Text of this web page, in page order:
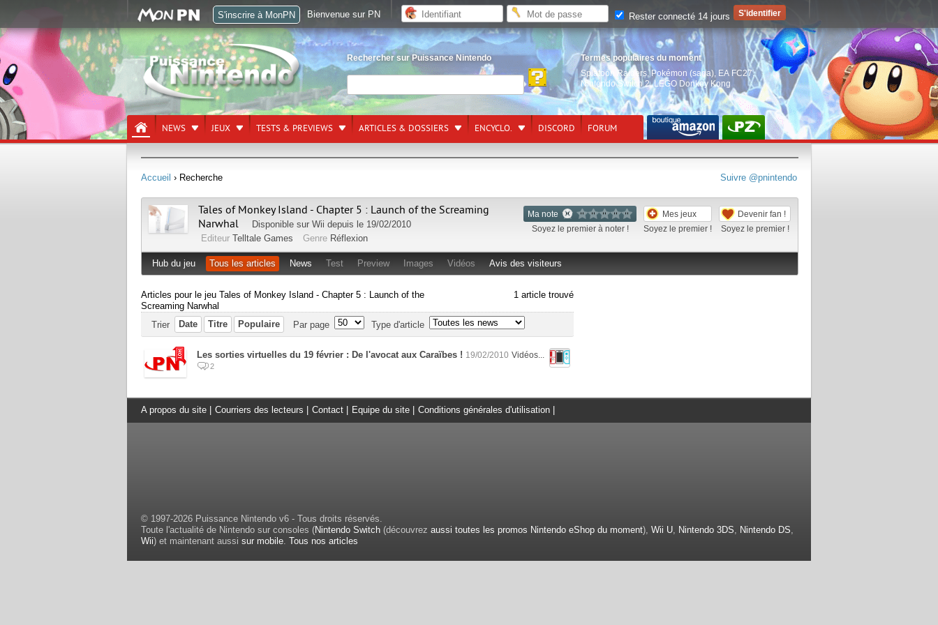
Rechercher sur Puissance Nintendo
Termes populaires du moment
Splatoon Raiders, Pokémon (saga) EA FC27,
Nintendo Switch 2,LEGO Donkey Kong
NEWS JEUX TESTS & PREVIEWS ARTICLES & DOSSIERS ENCYCLO. DISCORD FORUM
Suivre @pnintendo
Accueil › Recherche
Ma note
Soyez le premier à noter !
Mes jeux
Soyez le premier !
Devenir fan !
Soyez le premier !
Tales of Monkey Island - Chapter 5 : Launch of the Screaming
Narwhal
Disponible sur Wii depuis le 19/02/2010
Editeur Telltale Games Genre Réflexion
Hub du jeu Tous les articles News Test Preview Images Vidéos Avis des visiteurs
Articles pour le jeu Tales of Monkey Island - Chapter 5 : Launch of the
Screaming Narwhal
1 article trouvé
Trier Date Titre Populaire Par page Type d'article
Les sorties virtuelles du 19 février : De l'avocat aux Caraïbes ! 19/02/2010 Vidéos...
2
A propos du site Courriers des lecteurs Contact Equipe du site Conditions générales d'utilisation
© 1997-2026 Puissance Nintendo v6 - Tous droits réservés.
Toute l'actualité de Nintendo sur consoles (Nintendo Switch (découvrez aussi toutes les promos Nintendo eShop du moment), Wii U, Nintendo 3DS, Nintendo DS,
Wii) et maintenant aussi sur mobile. Tous nos articles
S'inscrire à MonPN Bienvenue sur PN Rester connecté 14 jours